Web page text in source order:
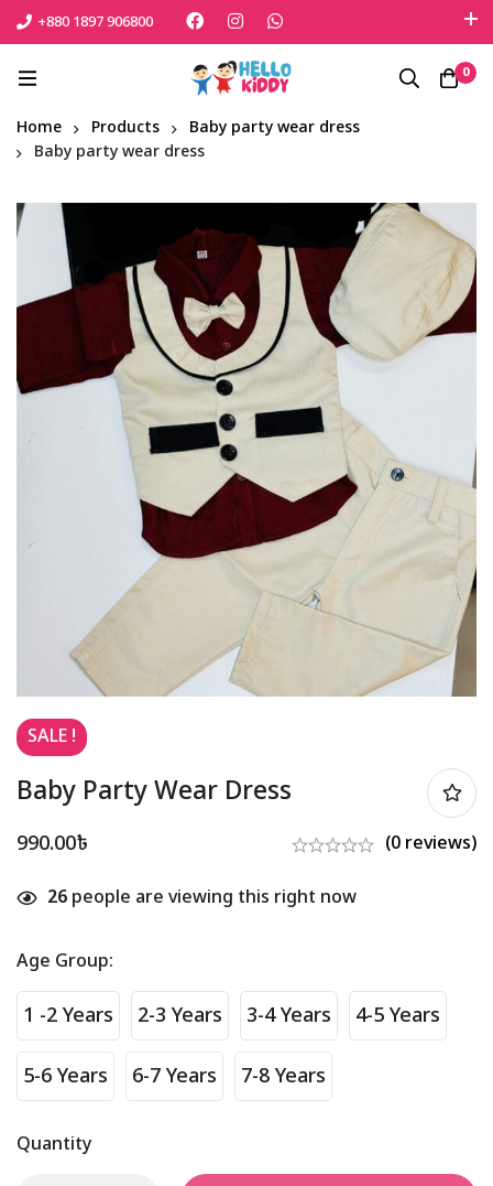
+880 1897 906800
Shop Now
0
Home Products
Baby party wear dress
Baby party wear dress
SALE !
Baby Party Wear Dress
990.00৳ (0 reviews)
26 people are viewing this right now
Age Group:
1 -2 Years 2-3 Years 3-4 Years 4-5 Years
5-6 Years 6-7 Years 7-8 Years
Quantity